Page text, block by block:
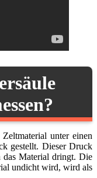
unter einen
gestellt. Dieser Druck
das Material dringt. Die
undicht wird, wird als